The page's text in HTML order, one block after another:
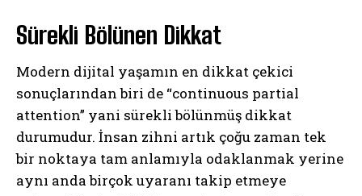
Sürekli Bölünen Dikkat
Modern dijital yaşamın en dikkat çekici
sonuçlarından biri de “continuous partial
attention” yani sürekli bölünmüş dikkat
durumudur. İnsan zihni artık çoğu zaman tek
bir noktaya tam anlamıyla odaklanmak yerine
aynı anda birçok uyaranı takip etmeye